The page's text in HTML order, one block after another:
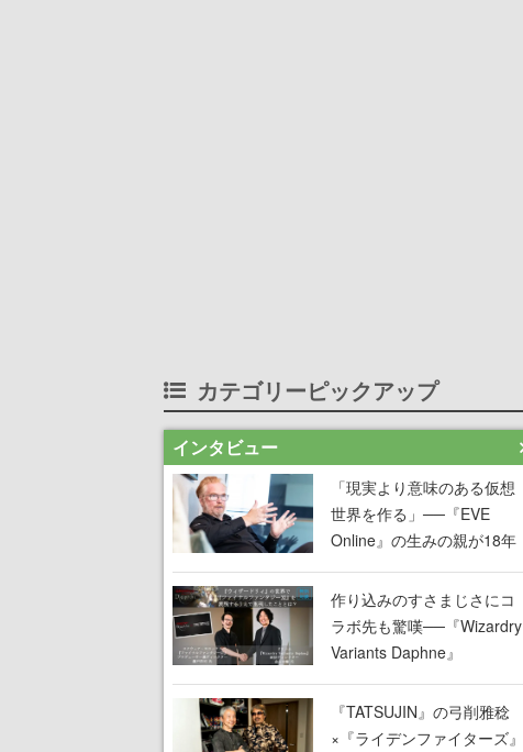
カテゴリーピックアップ
インタビュー
「現実より意味のある仮想
世界を作る」──『EVE
Online』の生みの親が18年
掲げ続ける”クレイジーな宣
言”は、比喩ではなく本気だ
った
作り込みのすさまじさにコ
ラボ先も驚嘆──『Wizardry
Variants Daphne』
×『FFXI』コラボが期間限
定なのにジョブもキャラも
武器も戦闘システムもワン
『TATSUJIN』の弓削雅稔
×『ライデンファイターズ』